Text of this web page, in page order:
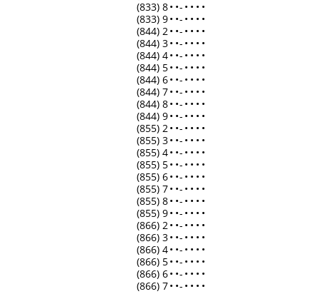
(833) 8• •- • • • •
(833) 9• •- • • • •
(844) 2• •- • • • •
(844) 3• •- • • • •
(844) 4• •- • • • •
(844) 5• •- • • • •
(844) 6• •- • • • •
(844) 7• •- • • • •
(844) 8• •- • • • •
(844) 9• •- • • • •
(855) 2• •- • • • •
(855) 3• •- • • • •
(855) 4• •- • • • •
(855) 5• •- • • • •
(855) 6• •- • • • •
(855) 7• •- • • • •
(855) 8• •- • • • •
(855) 9• •- • • • •
(866) 2• •- • • • •
(866) 3• •- • • • •
(866) 4• •- • • • •
(866) 5• •- • • • •
(866) 6• •- • • • •
(866) 7• •- • • • •